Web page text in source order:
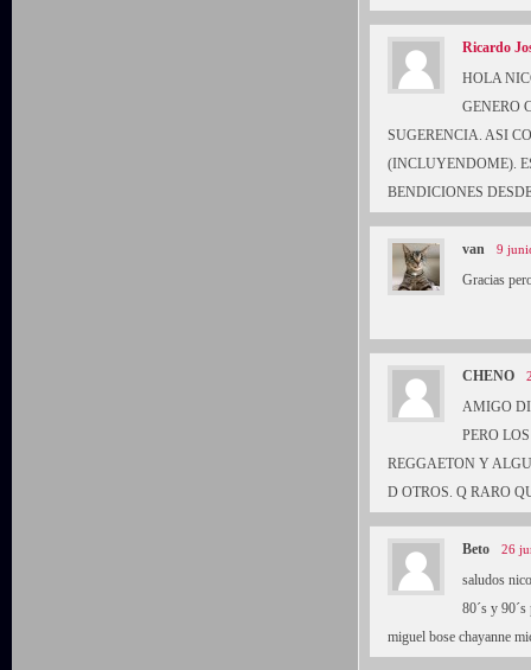
Ricardo
HOLA
GENERO
SUGERENCIA. ASI
(INCLUYENDOME).
BENDICIONES
van 9
Gracias
CHENO
AMIGO
PERO
REGGAETON Y
D OTROS. Q RARO
Beto 26
saludos
80´s y
miguel bose chayanne